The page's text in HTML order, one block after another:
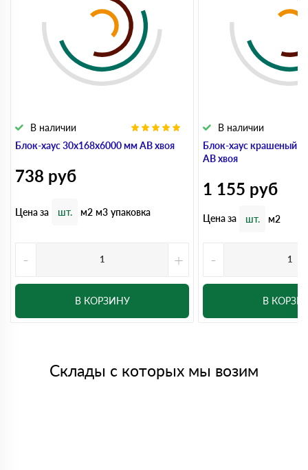
Блок-хаус 30x168x6000 мм АВ хвоя
В наличии
738 руб
Цена за шт. м2 м3 упаковка
- +
В КОРЗИНУ
Блок-хаус крашеный
АВ хвоя
В наличии
1 155 руб
Цена за шт. м2
-
В
Склады с которых мы возим